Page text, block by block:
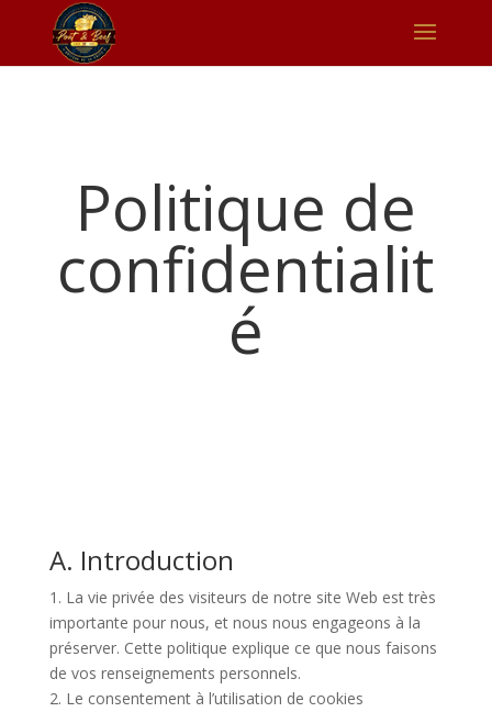
Politique de
confidentialit
é
A. Introduction
1. La vie privée des visiteurs de notre site Web est très
importante pour nous, et nous nous engageons à la
préserver. Cette politique explique ce que nous faisons
de vos renseignements personnels.
2. Le consentement à l’utilisation de cookies